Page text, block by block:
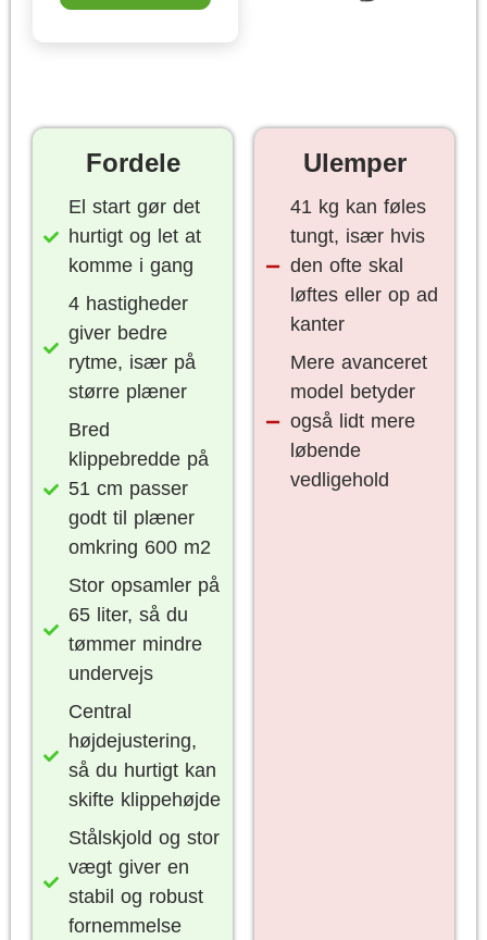
Fordele
El start gør det
hurtigt og let at
komme i gang
4 hastigheder
giver bedre
rytme, især på
større plæner
Bred
klippebredde på
51 cm passer
godt til plæner
omkring 600 m2
Stor opsamler på
65 liter, så du
tømmer mindre
undervejs
Central
højdejustering,
så du hurtigt kan
skifte klippehøjde
Stålskjold og stor
vægt giver en
stabil og robust
fornemmelse
Ulemper
41 kg kan føles
tungt, især hvis
den ofte skal
løftes eller op ad
kanter
Mere avanceret
model betyder
også lidt mere
løbende
vedligehold